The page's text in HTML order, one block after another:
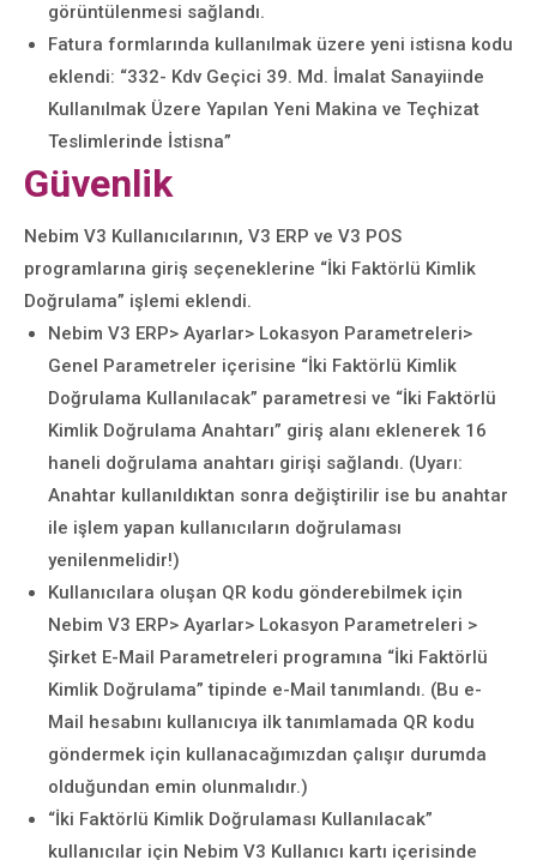
görüntülenmesi sağlandı.
Fatura formlarında kullanılmak üzere yeni istisna kodu
eklendi: “332- Kdv Geçici 39. Md. İmalat Sanayiinde
Kullanılmak Üzere Yapılan Yeni Makina ve Teçhizat
Teslimlerinde İstisna”
Güvenlik
Nebim V3 Kullanıcılarının, V3 ERP ve V3 POS
programlarına giriş seçeneklerine “İki Faktörlü Kimlik
Doğrulama” işlemi eklendi.
Nebim V3 ERP> Ayarlar> Lokasyon Parametreleri>
Genel Parametreler içerisine “İki Faktörlü Kimlik
Doğrulama Kullanılacak” parametresi ve “İki Faktörlü
Kimlik Doğrulama Anahtarı” giriş alanı eklenerek 16
haneli doğrulama anahtarı girişi sağlandı. (Uyarı:
Anahtar kullanıldıktan sonra değiştirilir ise bu anahtar
ile işlem yapan kullanıcıların doğrulaması
yenilenmelidir!)
Kullanıcılara oluşan QR kodu gönderebilmek için
Nebim V3 ERP> Ayarlar> Lokasyon Parametreleri >
Şirket E-Mail Parametreleri programına “İki Faktörlü
Kimlik Doğrulama” tipinde e-Mail tanımlandı. (Bu e-
Mail hesabını kullanıcıya ilk tanımlamada QR kodu
göndermek için kullanacağımızdan çalışır durumda
olduğundan emin olunmalıdır.)
“İki Faktörlü Kimlik Doğrulaması Kullanılacak”
kullanıcılar için Nebim V3 Kullanıcı kartı içerisinde